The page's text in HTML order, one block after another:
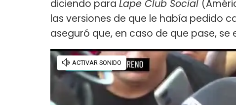
diciendo para Lape Club Social
las versiones de que le había pedido
aseguró que, en caso de que pase, se